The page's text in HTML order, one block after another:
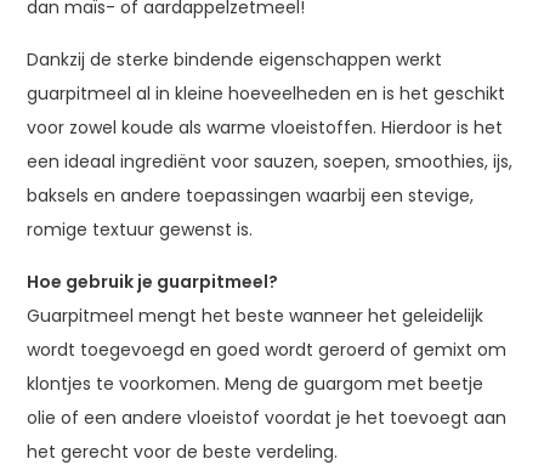
dan maïs- of aardappelzetmeel!
Dankzij de sterke bindende eigenschappen werkt
guarpitmeel al in kleine hoeveelheden en is het geschikt
voor zowel koude als warme vloeistoffen. Hierdoor is het
een ideaal ingrediënt voor sauzen, soepen, smoothies, ijs,
baksels en andere toepassingen waarbij een stevige,
romige textuur gewenst is.
Hoe gebruik je guarpitmeel?
Guarpitmeel mengt het beste wanneer het geleidelijk
wordt toegevoegd en goed wordt geroerd of gemixt om
klontjes te voorkomen. Meng de guargom met beetje
olie of een andere vloeistof voordat je het toevoegt aan
het gerecht voor de beste verdeling.